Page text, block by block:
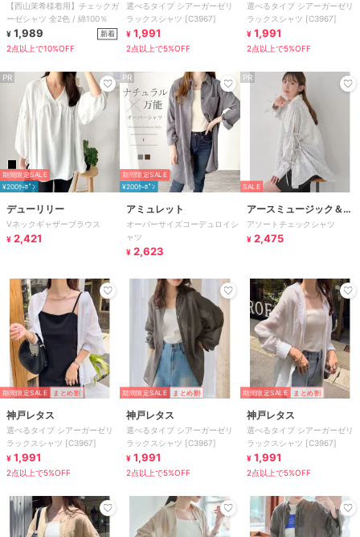
【西山茉希様着用】チェックガ
ーゼシャツ 全2色 / 綿100％
¥ 1,989 新着
2点以上で10%OFF
選べるタイプ シアーガーゼリ
ラックスシャツ [C3967]
¥ 1,991
2点以上で5%OFF
選べるタイプ シアーガーゼリ
ラックスシャツ [C3967]
¥ 1,991
2点以上で5%OFF
PR
期間限定SALE
¥200ｸｰﾎﾟﾝ
デューリリー
Vネックギャザーブラウス
¥ 2,421
PR
期間限定SALE
¥200ｸｰﾎﾟﾝ
アミュレット
オーバーサイズコーデュロイシ
ャツ
¥ 2,623
PR
SALE
アースミュージック＆エ
コロジー
アソートチェックシャツ
¥ 2,475
期間限定SALE まとめ割
神戸レタス
選べるタイプ シアーガーゼリ
ラックスシャツ [C3967]
¥ 1,991
2点以上で5%OFF
期間限定SALE まとめ割
神戸レタス
選べるタイプ シアーガーゼリ
ラックスシャツ [C3967]
¥ 1,991
2点以上で5%OFF
期間限定SALE まとめ割
神戸レタス
選べるタイプ シアーガーゼリ
ラックスシャツ [C3967]
¥ 1,991
2点以上で5%OFF